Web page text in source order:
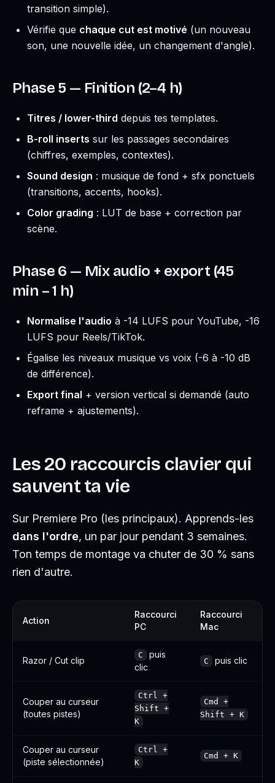
transition simple).
Vérifie que chaque cut est motivé (un nouveau
son, une nouvelle idée, un changement d'angle).
Phase 5 — Finition (2–4 h)
Titres / lower-third depuis tes templates.
B-roll inserts sur les passages secondaires
(chiffres, exemples, contextes).
Sound design : musique de fond + sfx ponctuels
(transitions, accents, hooks).
Color grading : LUT de base + correction par
scène.
Phase 6 — Mix audio + export (45
min – 1 h)
Normalise l'audio à -14 LUFS pour YouTube, -16
LUFS pour Reels/TikTok.
Égalise les niveaux musique vs voix (-6 à -10 dB
de différence).
Export final + version vertical si demandé (auto
reframe + ajustements).
Les 20 raccourcis clavier qui
sauvent ta vie
Sur Premiere Pro (les principaux). Apprends-les
dans l'ordre, un par jour pendant 3 semaines.
Ton temps de montage va chuter de 30 % sans
rien d'autre.
Action
Raccourci
PC
Raccourci
Mac
Razor / Cut clip
C
puis
clic
C puis clic
Couper au curseur
(toutes pistes)
Ctrl +
Shift +
K
Cmd +
Shift + K
Couper au curseur
(piste sélectionnée)
Ctrl +
K
Cmd + K